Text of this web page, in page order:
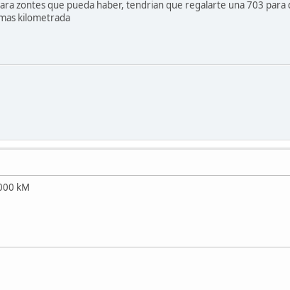
zontes que pueda haber, tendrian que regalarte una 703 para
kilometrada
kM